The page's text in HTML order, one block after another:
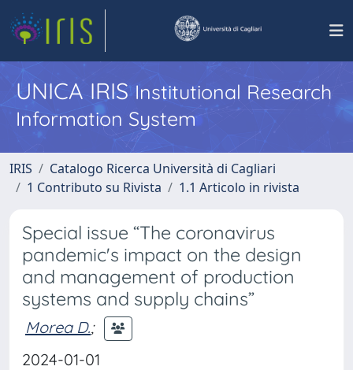
UNICA IRISInstitutional Research
Information System
IRIS
Catalogo Ricerca Università di Cagliari
1 Contributo su Rivista
1.1 Articolo in rivista
Special issue “The coronavirus
pandemic's impact on the design
and management of production
systems and supply chains”
Morea D.;
2024-01-01